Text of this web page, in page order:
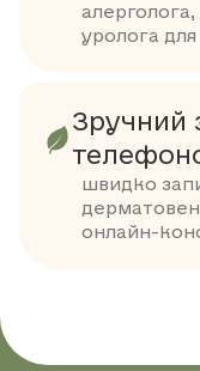
алерголога,
уролога
Зручний
швидко
онлайн-